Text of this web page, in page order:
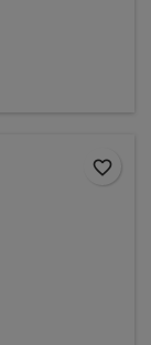
favorite_border